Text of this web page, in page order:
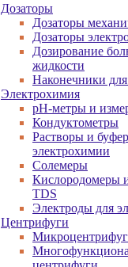
Дозаторы
Дозаторы
Дозаторы
Дозирование
жидкости
Наконечники для
Электрохимия
pH-метры и
Кондуктометры
Растворы и
электрохимии
Солемеры
Кислородомеры
TDS
Электроды для
Центрифуги